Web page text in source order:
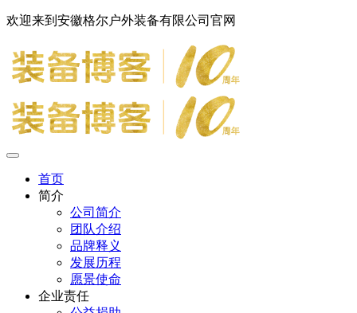
欢迎来到安徽格尔户外装备有限公司官网
首页
简介
公司简介
团队介绍
品牌释义
发展历程
愿景使命
企业责任